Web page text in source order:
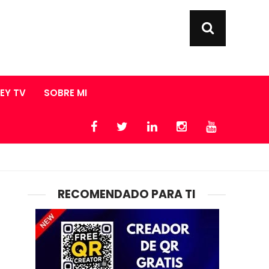
TV SOBRE MI
RECOMENDADO PARA TI